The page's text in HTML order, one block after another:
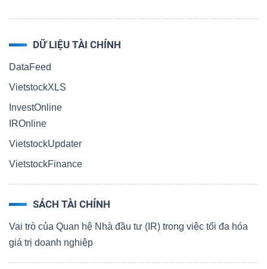
DỮ LIỆU TÀI CHÍNH
DataFeed
VietstockXLS
InvestOnline
IROnline
VietstockUpdater
VietstockFinance
SÁCH TÀI CHÍNH
Vai trò của Quan hệ Nhà đầu tư (IR) trong việc tối đa hóa
giá trị doanh nghiệp